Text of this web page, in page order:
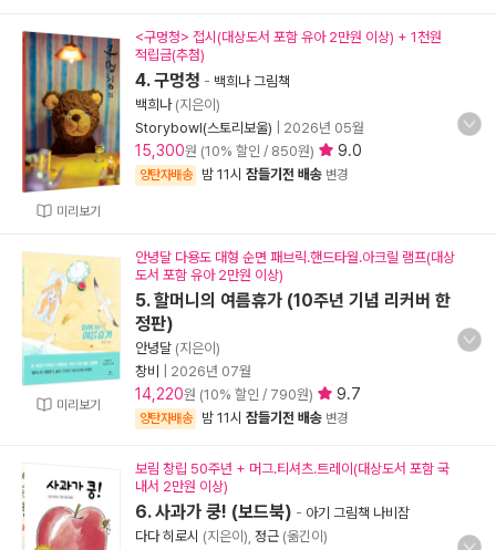
미리보기
<구멍청> 접시(대상도서 포함 유아 2만원 이상) + 1천원
적립금(추첨)
4. 구멍청 - 백희나 그림책
백희나(지은이)
Storybowl(스토리보울)
2026년 05월
15,300원 (10% 할인 / 850원) 9.0
양탄자배송 밤 11시 잠들기전 배송 변경
미리보기
안녕달 다용도 대형 순면 패브릭.핸드타월.아크릴 램프(대상
도서 포함 유아 2만원 이상)
5. 할머니의 여름휴가 (10주년 기념 리커버 한
정판)
안녕달 (지은이)
창비
2026년 07월
14,220원 (10% 할인 / 790원) 9.7
양탄자배송 밤 11시 잠들기전 배송 변경
보림 창립 50주년 + 머그.티셔츠.트레이(대상도서 포함 국
내서 2만원 이상)
6. 사과가 쿵! (보드북) - 아기 그림책 나비잠
다다 히로시 (지은이), 정근 (옮긴이)